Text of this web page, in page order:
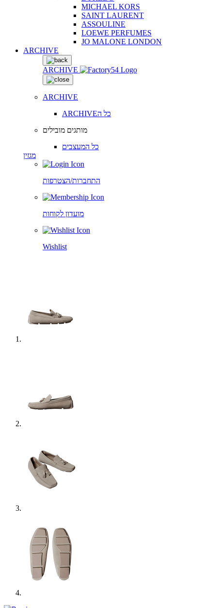
MICHAEL KORS
SAINT LAURENT
ASSOULINE
LOEWE PERFUMES
JO MALONE LONDON
ARCHIVE
ARCHIVE
ARCHIVE
ARCHIVEכל ה
מותגים מובילים
כל המעצבים
מגזין
התחברות/הצטרפות
מועדון לקוחות
Wishlist